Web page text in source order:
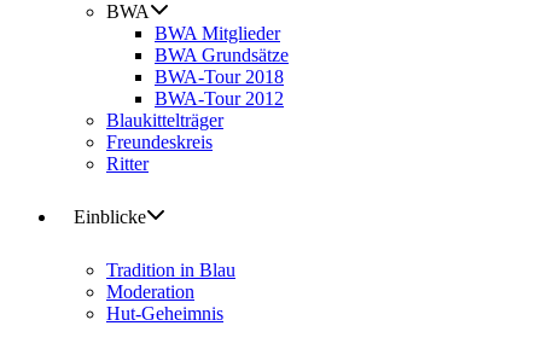
BWA
BWA Mitglieder
BWA Grundsätze
BWA-Tour 2018
BWA-Tour 2012
Blaukittelträger
Freundeskreis
Ritter
Einblicke
Tradition in Blau
Moderation
Hut-Geheimnis